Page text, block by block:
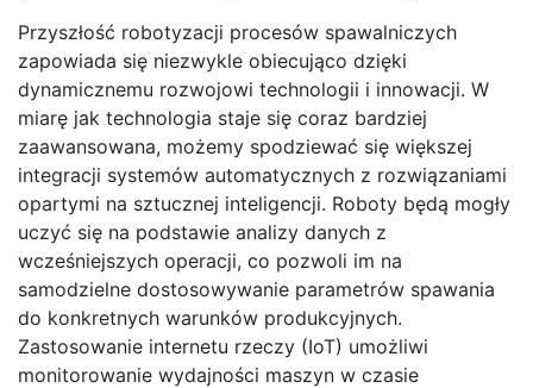
Przyszłość robotyzacji procesów spawalniczych
zapowiada się niezwykle obiecująco dzięki
dynamicznemu rozwojowi technologii i innowacji. W
miarę jak technologia staje się coraz bardziej
zaawansowana, możemy spodziewać się większej
integracji systemów automatycznych z rozwiązaniami
opartymi na sztucznej inteligencji. Roboty będą mogły
uczyć się na podstawie analizy danych z
wcześniejszych operacji, co pozwoli im na
samodzielne dostosowywanie parametrów spawania
do konkretnych warunków produkcyjnych.
Zastosowanie internetu rzeczy (IoT) umożliwi
monitorowanie wydajności maszyn w czasie